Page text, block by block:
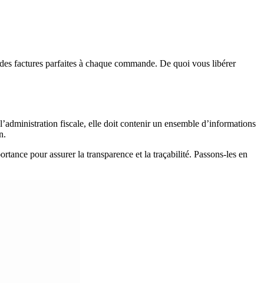
factures parfaites à chaque commande. De quoi vous libérer
fiscale, elle doit contenir un ensemble d’informations
pour assurer la transparence et la traçabilité. Passons-les en